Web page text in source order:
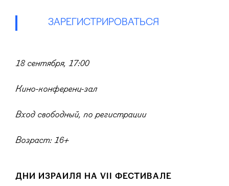
ЗАРЕГИСТРИРОВАТЬСЯ
18 сентября, 17:00
Кино-конференц-зал
Вход свободный, по регистрации
Возраст: 16+
ДНИ ИЗРАИЛЯ НА VII ФЕСТИВАЛЕ